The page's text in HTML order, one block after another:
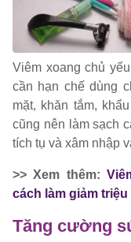
Viêm xoang chủ
cần hạn chế dùng
mặt, khăn tắm,
cũng nên làm sạch
tích tụ và xâm nhập
>> Xem thêm:
cách làm giảm
Tăng cường